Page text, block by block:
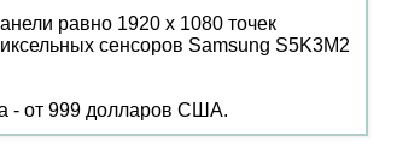
равно 1920 х 1080 точек
сенсоров Samsung S5K3M2
- от 999 долларов США.